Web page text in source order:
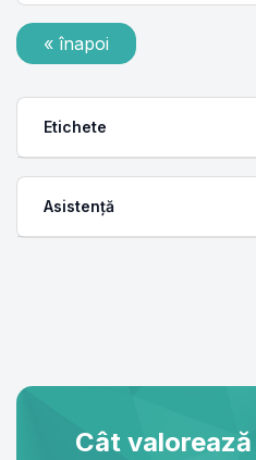
« înapoi
Etichete
Asistență
Cât